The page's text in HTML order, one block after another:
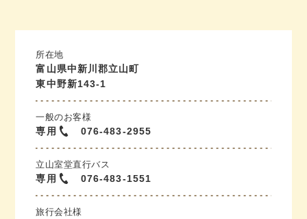
所在地
富山県中新川郡立山町
東中野新143-1
一般のお客様
専用 076-483-2955
立山室堂直行バス
専用 076-483-1551
旅行会社様